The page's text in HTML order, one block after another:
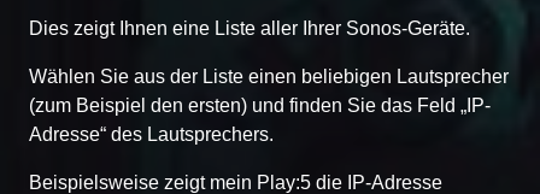
Dies zeigt Ihnen eine Liste aller Ihrer Sonos-Geräte.
Wählen Sie aus der Liste einen beliebigen Lautsprecher
(zum Beispiel den ersten) und finden Sie das Feld „IP-
Adresse“ des Lautsprechers.
Beispielsweise zeigt mein Play:5 die IP-Adresse